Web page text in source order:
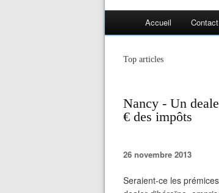
Accueil Contact
Top articles
Nancy - Un
€ des impôts
26 novembre 2013
Seraient-ce les